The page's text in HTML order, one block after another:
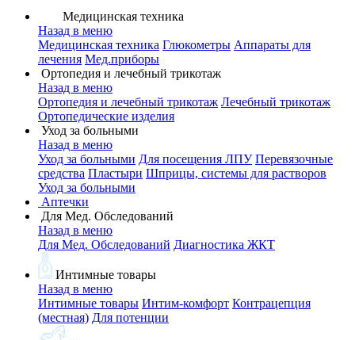
Медицинская техника
Назад в меню
Медицинская техника Глюкометры Аппараты для
лечения Мед.приборы
Ортопедия и лечебный трикотаж
Назад в меню
Ортопедия и лечебный трикотаж Лечебный трикотаж
Ортопедические изделия
Уход за больными
Назад в меню
Уход за больными Для посещения ЛПУ Перевязочные
средства Пластыри Шприцы, системы для растворов
Уход за больными
Аптечки
Для Мед. Обследований
Назад в меню
Для Мед. Обследований Диагностика ЖКТ
Интимные товары
Назад в меню
Интимные товары Интим-комфорт Контрацепция
(местная) Для потенции